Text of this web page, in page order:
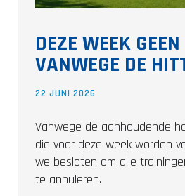
DEZE WEEK
VANWEGE DE
22 JUNI 2026
Vanwege de aanhoudende
die voor deze week worden
we besloten om alle
te annuleren.